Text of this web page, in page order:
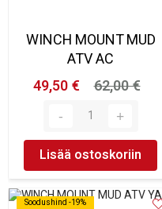
WINCH MOUNT MUD
ATV AC
49,50 €
62,00 €
Lisää ostoskoriin
Soodushind -19%
Soodushind -19%